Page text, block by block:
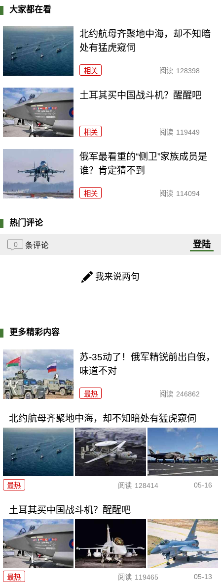
大家都在看
北约航母齐聚地中海，却不知暗
处有猛虎窥伺
相关 阅读 128398
土耳其买中国战斗机？醒醒吧
相关 阅读 119449
俄军最看重的“侧卫”家族成员是
谁？肯定猜不到
相关 阅读 114094
热门评论
0 条评论 登陆
我来说两句
更多精彩内容
苏-35动了！俄军精锐前出白俄，
味道不对
最热 阅读 246862
北约航母齐聚地中海，却不知暗处有猛虎窥伺
最热 阅读 128414 05-16
土耳其买中国战斗机？醒醒吧
最热 阅读 119465 05-13